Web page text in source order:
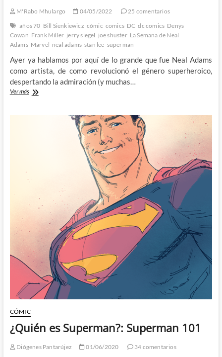
M'Rabo Mhulargo 04/05/2022
25 comentarios
años 70 Bill Sienkiewicz cómic comics DC dc comics Denys
Cowan Frank Miller jerry siegel joe shuster La Semana de Neal
Adams Marvel neal adams stan lee superman
Ayer ya hablamos por aquí de lo grande que fue Neal Adams
como artista, de como revolucionó el género superheroico,
despertando la admiración (y muchas…
Ver másEl
(III)
CÓMIC
¿Quién es Superman?: Superman 101
Diógenes Pantarújez 01/06/2020
34 comentarios